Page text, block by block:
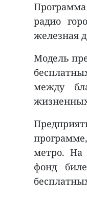
радио
железная
Модель
между
жизненных
метро. На
фонд